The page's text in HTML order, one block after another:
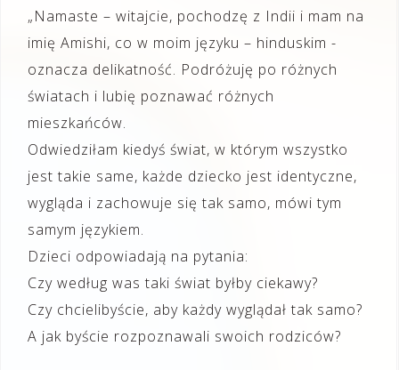
„Namaste – witajcie, pochodzę z Indii i mam na
imię Amishi, co w moim języku – hinduskim -
oznacza delikatność. Podróżuję po różnych
światach i lubię poznawać różnych
mieszkańców.
Odwiedziłam kiedyś świat, w którym wszystko
jest takie same, każde dziecko jest identyczne,
wygląda i zachowuje się tak samo, mówi tym
samym językiem.
Dzieci odpowiadają na pytania:
Czy według was taki świat byłby ciekawy?
Czy chcielibyście, aby każdy wyglądał tak samo?
A jak byście rozpoznawali swoich rodziców?